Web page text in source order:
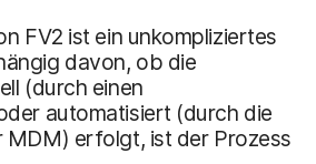
FV2 ist ein unkompliziertes
davon, ob die
(durch einen
automatisiert (durch die
MDM) erfolgt, ist der Prozess